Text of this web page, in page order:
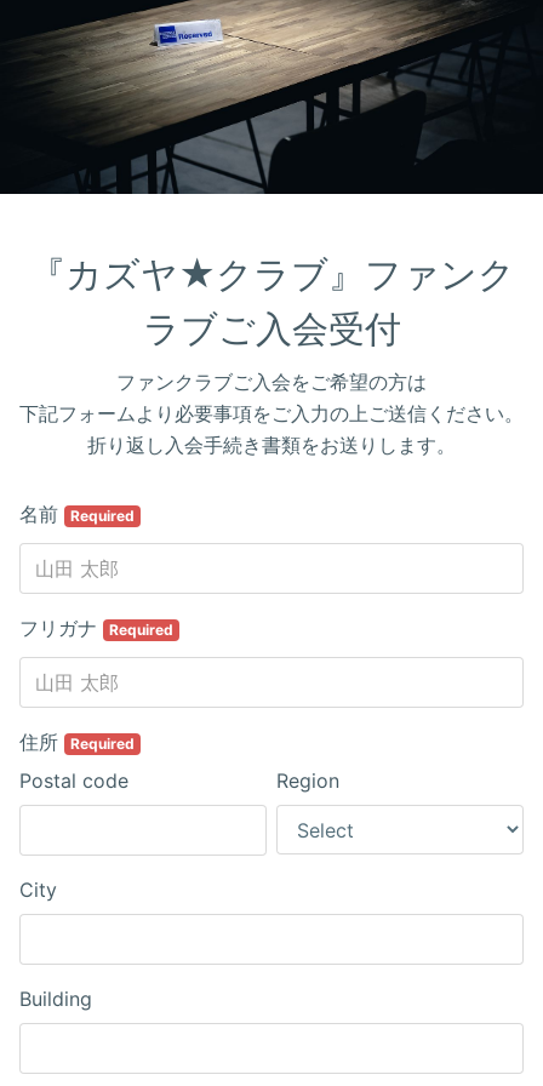
『カズヤ★クラブ』ファンク
ラブご入会受付
ファンクラブご入会をご希望の方は
下記フォームより必要事項をご入力の上ご送信ください。
折り返し入会手続き書類をお送りします。
名前 Required
フリガナ Required
住所 Required
Postal code Region
City
Building